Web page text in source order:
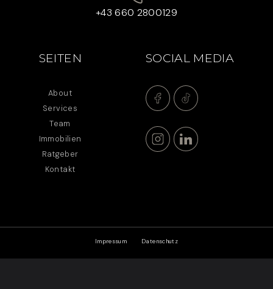
+43 660 2800129
SEITEN
About
Services
Team
Immobilien
Ratgeber
Kontakt
SOCIAL MEDIA
Impressum Datenschutz